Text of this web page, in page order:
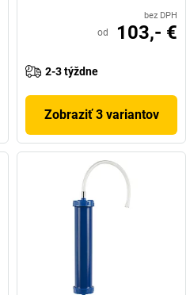
bez DPH
od 103,- €
2-3 týždne
Zobraziť 3 variantov